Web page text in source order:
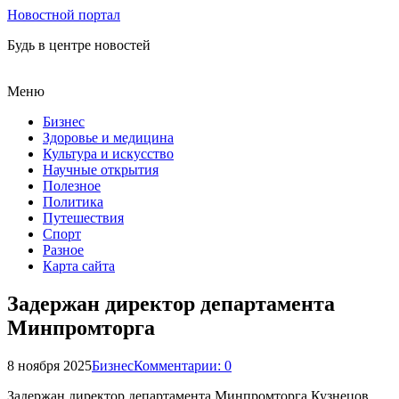
Новостной портал
Будь в центре новостей
Меню
Бизнес
Здоровье и медицина
Культура и искусство
Научные открытия
Полезное
Политика
Путешествия
Спорт
Разное
Карта сайта
Задержан директор департамента
Минпромторга
8 ноября 2025БизнесКомментарии: 0
Задержан директор департамента Минпромторга Кузнецов